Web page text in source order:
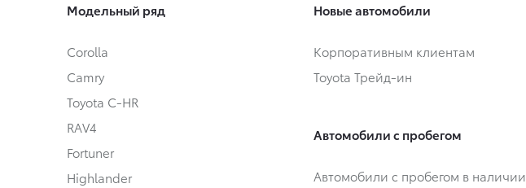
Модельный ряд
Corolla
Camry
Toyota C-HR
RAV4
Fortuner
Highlander
Новые автомобили
Корпоративным клиентам
Toyota Трейд-ин
Автомобили с пробегом
Автомобили с пробегом в наличии